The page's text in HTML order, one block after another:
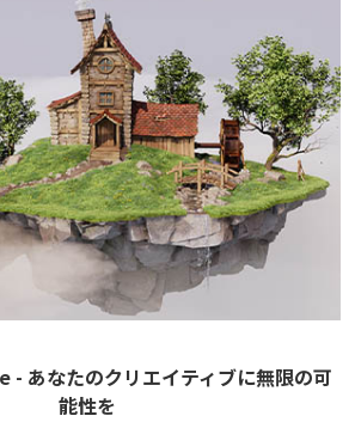
- あなたのクリエイティブに無限の可
能性を